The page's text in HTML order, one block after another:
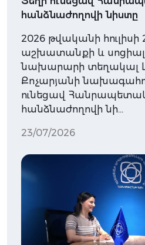
հանձնաժողովի նիստը
2026 թվականի հուլիսի
աշխատանքի և
նախարարի տեղակալ
Քոչարյանի
ունեցավ
հանձնաժողովի նի…
23/07/2026